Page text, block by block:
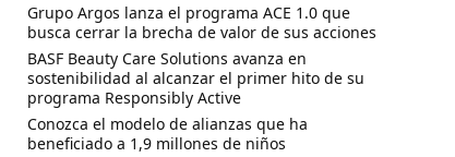
Grupo Argos lanza el programa ACE 1.0 que
busca cerrar la brecha de valor de sus acciones
BASF Beauty Care Solutions avanza en
sostenibilidad al alcanzar el primer hito de su
programa Responsibly Active
Conozca el modelo de alianzas que ha
beneficiado a 1,9 millones de niños